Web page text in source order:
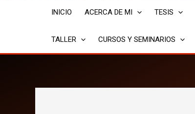
INICIO ACERCA DE MI TESIS
TALLER CURSOS Y SEMINARIOS